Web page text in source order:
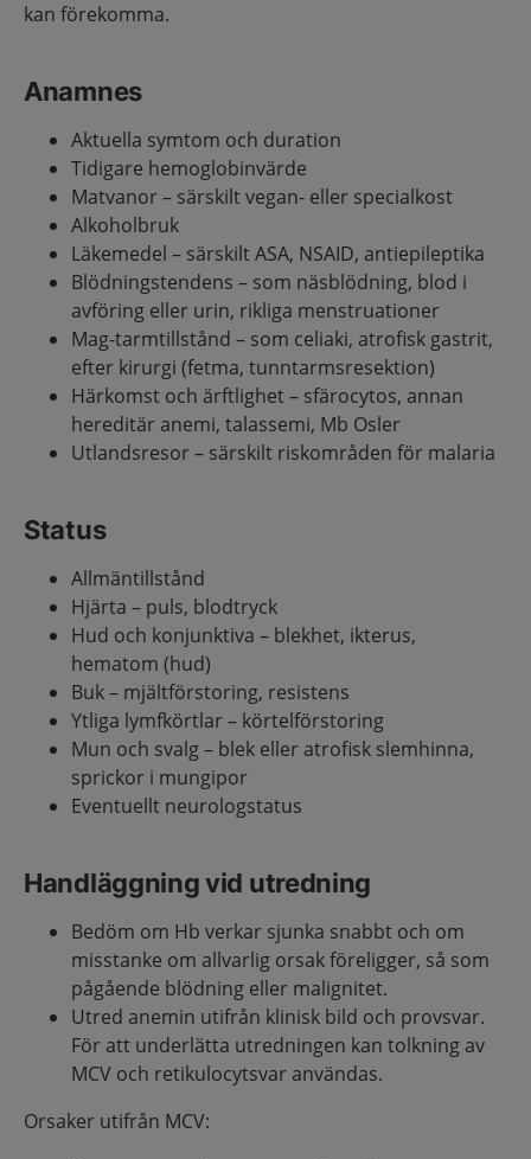
kan förekomma.
Anamnes
Aktuella symtom och duration
Tidigare hemoglobinvärde
Matvanor – särskilt vegan- eller specialkost
Alkoholbruk
Läkemedel – särskilt ASA, NSAID, antiepileptika
Blödningstendens – som näsblödning, blod i
avföring eller urin, rikliga menstruationer
Mag-tarmtillstånd – som celiaki, atrofisk gastrit,
efter kirurgi (fetma, tunntarmsresektion)
Härkomst och ärftlighet – sfärocytos, annan
hereditär anemi, talassemi, Mb Osler
Utlandsresor – särskilt riskområden för malaria
Status
Allmäntillstånd
Hjärta – puls, blodtryck
Hud och konjunktiva – blekhet, ikterus,
hematom (hud)
Buk – mjältförstoring, resistens
Ytliga lymfkörtlar – körtelförstoring
Mun och svalg – blek eller atrofisk slemhinna,
sprickor i mungipor
Eventuellt neurologstatus
Handläggning vid utredning
Bedöm om Hb verkar sjunka snabbt och om
misstanke om allvarlig orsak föreligger, så som
pågående blödning eller malignitet.
Utred anemin utifrån klinisk bild och provsvar.
För att underlätta utredningen kan tolkning av
MCV och retikulocytsvar användas.
Orsaker utifrån MCV: